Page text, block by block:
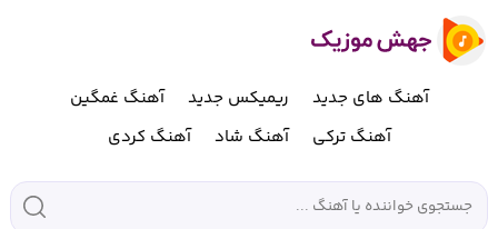
آهنگ های جدید ریمیکس جدید
آهنگ غمگین
آهنگ ترکی
آهنگ شاد آهنگ کردی